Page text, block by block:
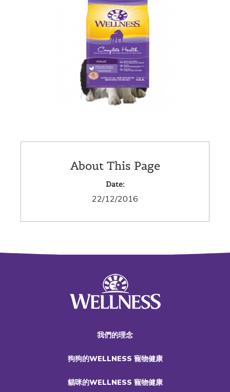
About This Page
Date:
22/12/2016
我們的理念
狗狗的WELLNESS 寵物健康
貓咪的WELLNESS 寵物健康